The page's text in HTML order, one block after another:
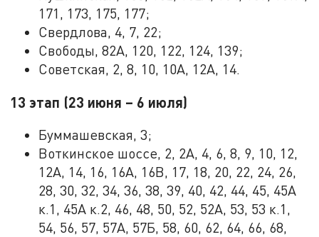
171, 173, 175, 177;
Свердлова, 4, 7, 22;
Свободы, 82А, 120, 122, 124, 139;
Советская, 2, 8, 10, 10А, 12А, 14.
13 этап (23 июня – 6 июля)
Буммашевская, 3;
Воткинское шоссе, 2, 2А, 4, 6, 8, 9, 10, 12,
12А, 14, 16, 16А, 16В, 17, 18, 20, 22, 24, 26,
28, 30, 32, 34, 36, 38, 39, 40, 42, 44, 45, 45А
к.1, 45А к.2, 46, 48, 50, 52, 52А, 53, 53 к.1,
54, 56, 57, 57А, 57Б, 58, 60, 62, 64, 66, 68,